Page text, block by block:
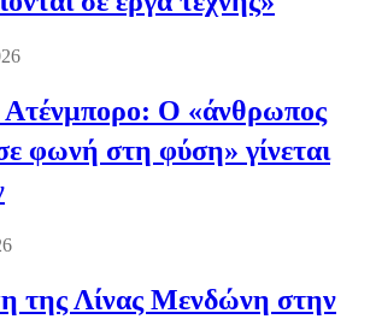
Ατένμπορο: Ο «άνθρωπος
φωνή στη φύση» γίνεται
της Λίνας Μενδώνη στην